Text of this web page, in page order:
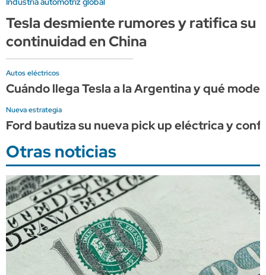
Tesla desmiente rumores y ratifica su
continuidad en China
Autos eléctricos
Cuándo llega Tesla a la Argentina y qué
Nueva estrategia
Ford bautiza su nueva pick up eléctrica y
Otras noticias